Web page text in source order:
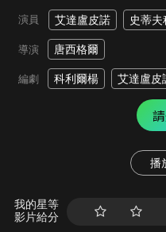
演員 艾達盧皮諾 史蒂
導演 唐西格爾
編劇 科利爾楊 艾達盧皮
播
我的星等
影片給分